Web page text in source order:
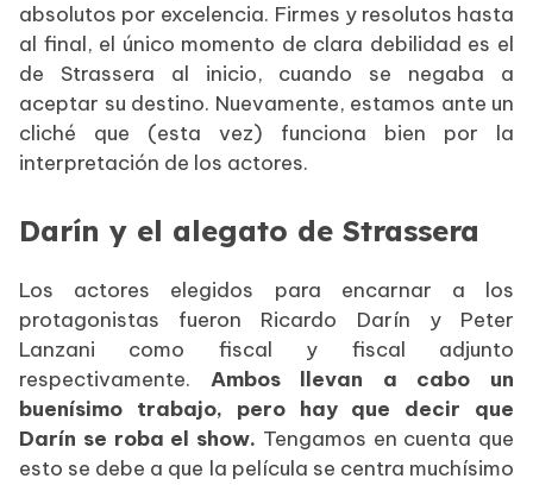
absolutos por excelencia. Firmes y resolutos hasta
al final, el único momento de clara debilidad es el
de Strassera al inicio, cuando se negaba a
aceptar su destino. Nuevamente, estamos ante un
cliché que (esta vez) funciona bien por la
interpretación de los actores.
Darín y el alegato de Strassera
Los actores elegidos para encarnar a los
protagonistas fueron Ricardo Darín y Peter
Lanzani como fiscal y fiscal adjunto
respectivamente. Ambos llevan a cabo un
buenísimo trabajo, pero hay que decir que
Darín se roba el show. Tengamos en cuenta que
esto se debe a que la película se centra muchísimo